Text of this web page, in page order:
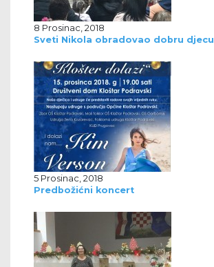
8 Prosinac, 2018
Sveti Nikola obradovao dobru djecu
5 Prosinac, 2018
Predbožićni koncert